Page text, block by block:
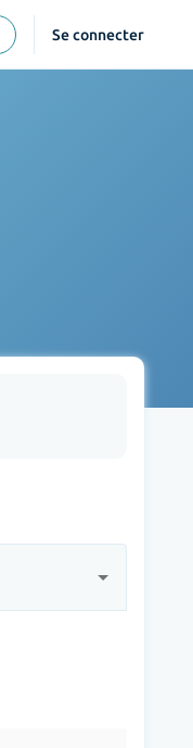
Se connecter